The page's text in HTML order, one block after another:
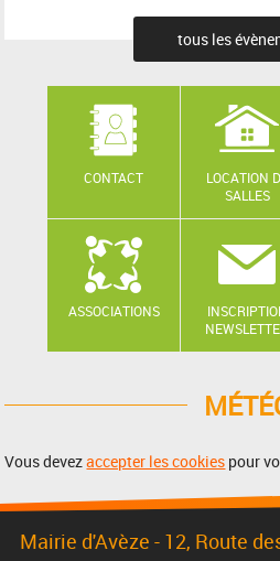
tous les
CONTACT
LOCATION
SALLES
ASSOCIATIONS
Vous devezaccepter les cookies pour
Mairie d'Avèze - 12, Route